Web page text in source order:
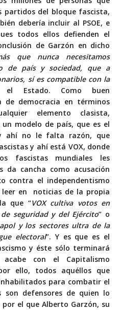
partidos del bloque fascista,
debería incluir al PSOE, e
todos ellos defienden el
de Garzón en dicho
que nunca necesitamos
de país y sociedad, que a
sí es compatible con la
el Estado. Como buen
de democracia en términos
elemento clasista,
modelo de país, que es el
ahí no le falta razón, que
y ahí está VOX, donde
fascistas mundiales les
da cancha como acusación
contra el independentismo
leer en noticias de la propia
que “VOX cultiva votos en
seguridad y del Ejército” o
y los sectores ultra de la
electoral”. Y es que es el
y éste sólo terminará
con el Capitalismo
ello, todos aquéllos que
para combatir el
son defensores de quien lo
el que Alberto Garzón, su